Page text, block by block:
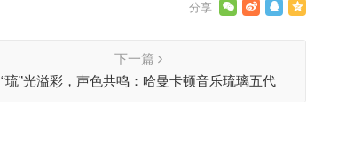
下一篇
“琉”光溢彩，声色共鸣：哈曼卡顿音乐琉璃五代